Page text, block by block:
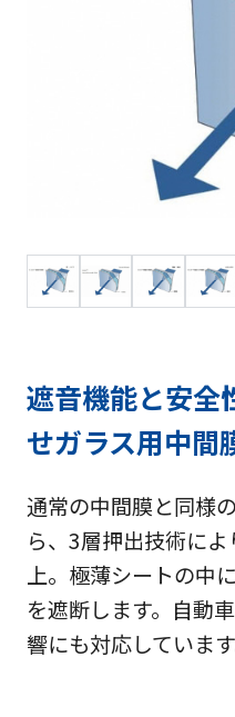
遮音機能と安全
せガラス用中間
通常の中間膜と同様
ら、3層押出技術に
上。極薄シートの中
を遮断します。自動
響にも対応しています